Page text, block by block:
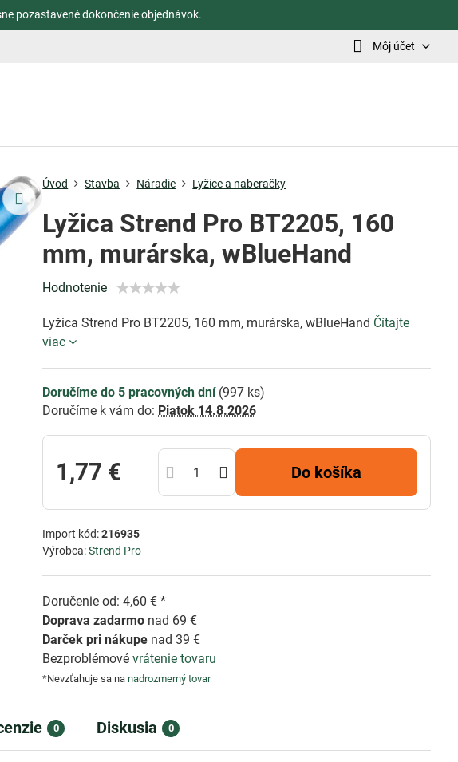
pozastavené dokončenie objednávok.
Môj účet
Úvod Stavba Náradie Lyžice a naberačky
Lyžica Strend Pro BT2205, 160
mm, murárska, wBlueHand
Hodnotenie
Lyžica Strend Pro BT2205, 160 mm, murárska, wBlueHand Čítajte
viac
Doručíme do 5 pracovných dní (997 ks)
Doručíme k vám do: Piatok 14.8.2026
1,77 € Do košíka
Import kód:216935
Výrobca:Strend Pro
Doručenie od: 4,60 € *
Doprava zadarmo nad 69 €
Darček pri nákupe nad 39 €
Bezproblémovévrátenie tovaru
*Nevzťahuje sa nanadrozmerný tovar
0 Diskusia 0